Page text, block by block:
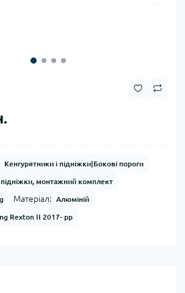
Кенгурятники і підніжки|Бокові пороги
монтажний комплект
Матеріал: Алюміній
Rexton II 2017- рр